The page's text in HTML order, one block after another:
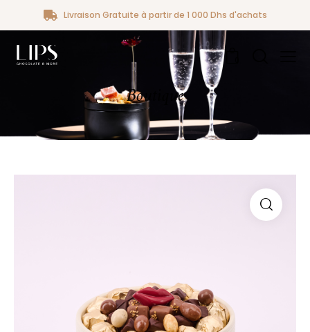
Livraison Gratuite à partir de 1 000 Dhs d'achats
Boutique